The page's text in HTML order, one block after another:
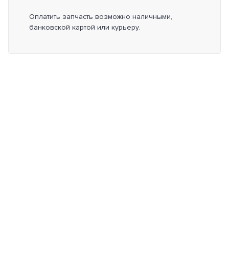
Оплатить запчасть возможно наличными,
банковской картой или курьеру.